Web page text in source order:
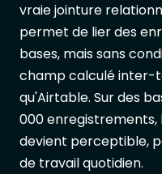
vraie jointure
permet de lier des
bases, mais sans
champ calculé inter-
qu'Airtable. Sur des
000
devient perceptible,
de travail quotidien.